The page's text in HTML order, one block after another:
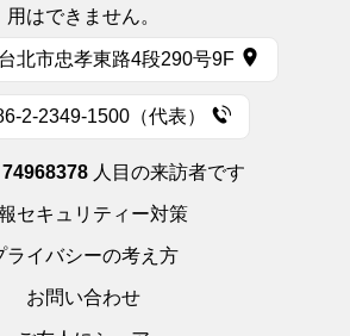
用はできません。
北市忠孝東路4段290号9F
2-2349-1500（代表）
74968378 人目の来訪者です
セキュリティー対策
ライバシーの考え方
お問い合わせ